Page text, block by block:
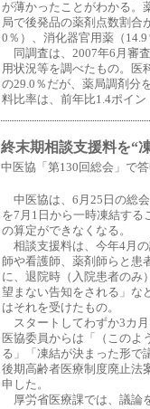
が薄かったことがわかる。
局で後発品の薬剤点数割合
0％）、消化器官用薬（14.9
同調査は、2007年6月審
用状況等を調べたもの。医
の29.0％だが、薬局調剤分
料比率は、前年比1.4ポイン
終末期相談支援料を“
中医協「第130回総会」で答
中医協は、6月25日の総会
を7月1日から一時凍結する
の算定ができなくなる。
相談支援料は、今年4月の
師や看護師、薬剤師らと患
に、退院時（入院患者のみ
望まない告知をされる」な
はそれを受けたもの。
スタートしてわずか3カ月
医協委員からは「（このよ
る」「凍結が決まった形で
後期高齢者医療制度廃止法
申した。
厚労省医療課では、議論